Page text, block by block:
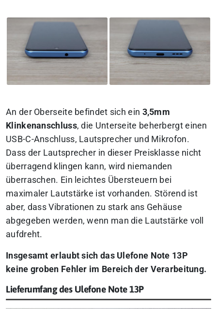
An der Oberseite befindet sich ein 3,5mm
Klinkenanschluss, die Unterseite beherbergt einen
USB-C-Anschluss, Lautsprecher und Mikrofon.
Dass der Lautsprecher in dieser Preisklasse nicht
überragend klingen kann, wird niemanden
überraschen. Ein leichtes Übersteuern bei
maximaler Lautstärke ist vorhanden. Störend ist
aber, dass Vibrationen zu stark ans Gehäuse
abgegeben werden, wenn man die Lautstärke voll
aufdreht.
Insgesamt erlaubt sich das Ulefone Note 13P
keine groben Fehler im Bereich der Verarbeitung.
Lieferumfang des Ulefone Note 13P